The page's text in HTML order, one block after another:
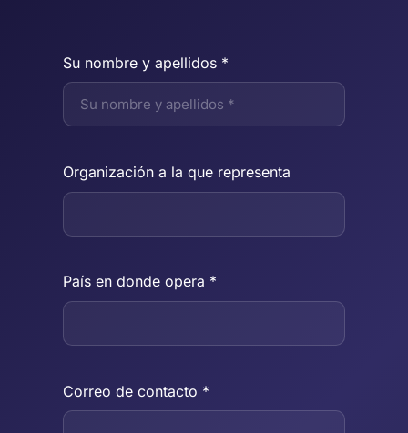
Su nombre y apellidos *
Organización a la que representa
País en donde opera *
Correo de contacto *